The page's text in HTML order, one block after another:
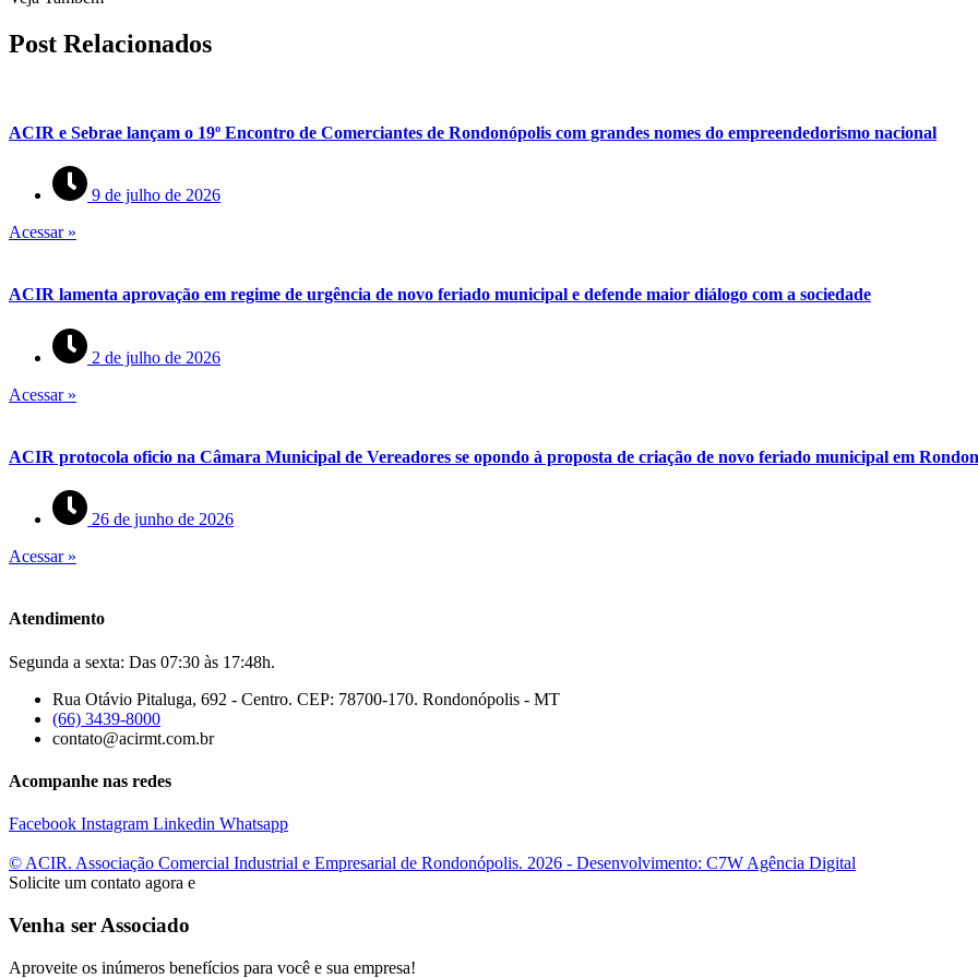
Post Relacionados
ACIR e Sebrae lançam o 19º Encontro de Comerciantes de Rondonópolis com grandes nomes do empreendedorismo nacional
9 de julho de 2026
Acessar »
ACIR lamenta aprovação em regime de urgência de novo feriado municipal e defende maior diálogo com a sociedade
2 de julho de 2026
Acessar »
ACIR protocola oficio na Câmara Municipal de Vereadores se opondo à proposta de criação de novo feriado municipal em
26 de junho de 2026
Acessar »
Atendimento
Segunda a sexta: Das 07:30 às 17:48h.
Rua Otávio Pitaluga, 692 - Centro. CEP: 78700-170. Rondonópolis - MT
(66) 3439-8000
contato@acirmt.com.br
Acompanhe nas redes
Facebook Instagram Linkedin Whatsapp
© ACIR. Associação Comercial Industrial e Empresarial de Rondonópolis. 2026 - Desenvolvimento: C7W Agência Digital
Solicite um contato agora e
Venha ser Associado
Aproveite os inúmeros benefícios para você e sua empresa!